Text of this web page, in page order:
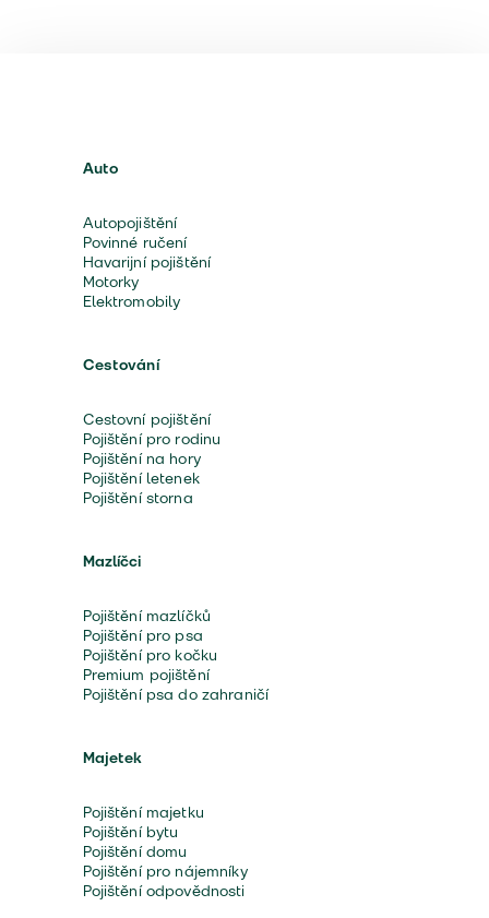
Auto
Autopojištění
Povinné ručení
Havarijní pojištění
Motorky
Elektromobily
Cestování
Cestovní pojištění
Pojištění pro rodinu
Pojištění na hory
Pojištění letenek
Pojištění storna
Mazlíčci
Pojištění mazlíčků
Pojištění pro psa
Pojištění pro kočku
Premium pojištění
Pojištění psa do zahraničí
Majetek
Pojištění majetku
Pojištění bytu
Pojištění domu
Pojištění pro nájemníky
Pojištění odpovědnosti